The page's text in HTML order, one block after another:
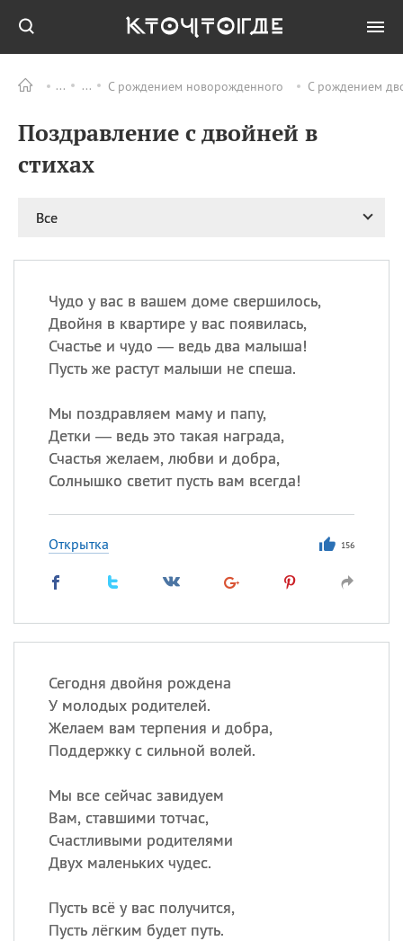
С рождением новорожденного С рождением
Поздравление с двойней в
стихах
Все
Чудо у вас в вашем доме свершилось,
Двойня в квартире у вас появилась,
Счастье и чудо — ведь два малыша!
Пусть же растут малыши не спеша.
Мы поздравляем маму и папу,
Детки — ведь это такая награда,
Счастья желаем, любви и добра,
Солнышко светит пусть вам всегда!
Открытка 156
Сегодня двойня рождена
У молодых родителей.
Желаем вам терпения и добра,
Поддержку с сильной волей.
Мы все сейчас завидуем
Вам, ставшими тотчас,
Счастливыми родителями
Двух маленьких чудес.
Пусть всё у вас получится,
Пусть лёгким будет путь.
ПРАЗДНИКИ Все
09.08 День памяти жертв
день
рисового пудинга
09.08 День Дымняшки
(Smokey Bear Day)
Сегодня празднуют именины
Сергей, Теодор,